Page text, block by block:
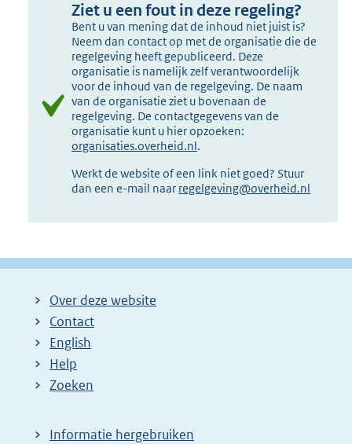
Ziet u een fout in deze regeling?
Bent u van mening dat de inhoud niet juist is?
Neem dan contact op met de organisatie die de
regelgeving heeft gepubliceerd. Deze
organisatie is namelijk zelf verantwoordelijk
voor de inhoud van de regelgeving. De naam
van de organisatie ziet u bovenaan de
regelgeving. De contactgegevens van de
organisatie kunt u hier opzoeken:
organisaties.overheid.nl.
Werkt de website of een link niet goed? Stuur
dan een e-mail naar regelgeving@overheid.nl
Over deze website
Contact
English
Help
Zoeken
Informatie hergebruiken